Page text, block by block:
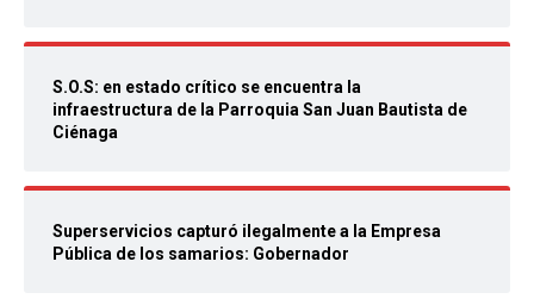
S.O.S: en estado crítico se encuentra la
infraestructura de la Parroquia San Juan Bautista de
Ciénaga
Superservicios capturó ilegalmente a la Empresa
Pública de los samarios: Gobernador